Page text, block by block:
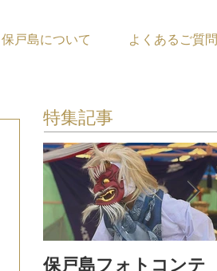
保戸島について よくあるご質問
特集記事
保戸島フォトコンテ